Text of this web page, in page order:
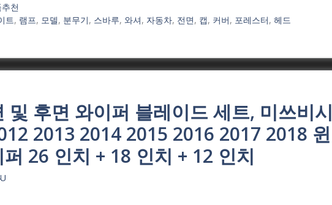
천
트, 램프, 모델, 분무기, 스바루,와셔, 자동차, 전면, 캡, 커버, 포레스터,헤드
및 후면 와이퍼 블레이드 세트, 미쓰비시
2013 2014 2015 2016 2017 2018 윈
26 인치 + 18 인치 + 12 인치